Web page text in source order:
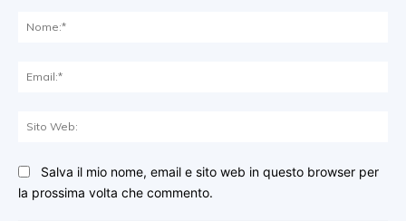
Salva il mio nome, email e sito web in questo browser per
la prossima volta che commento.